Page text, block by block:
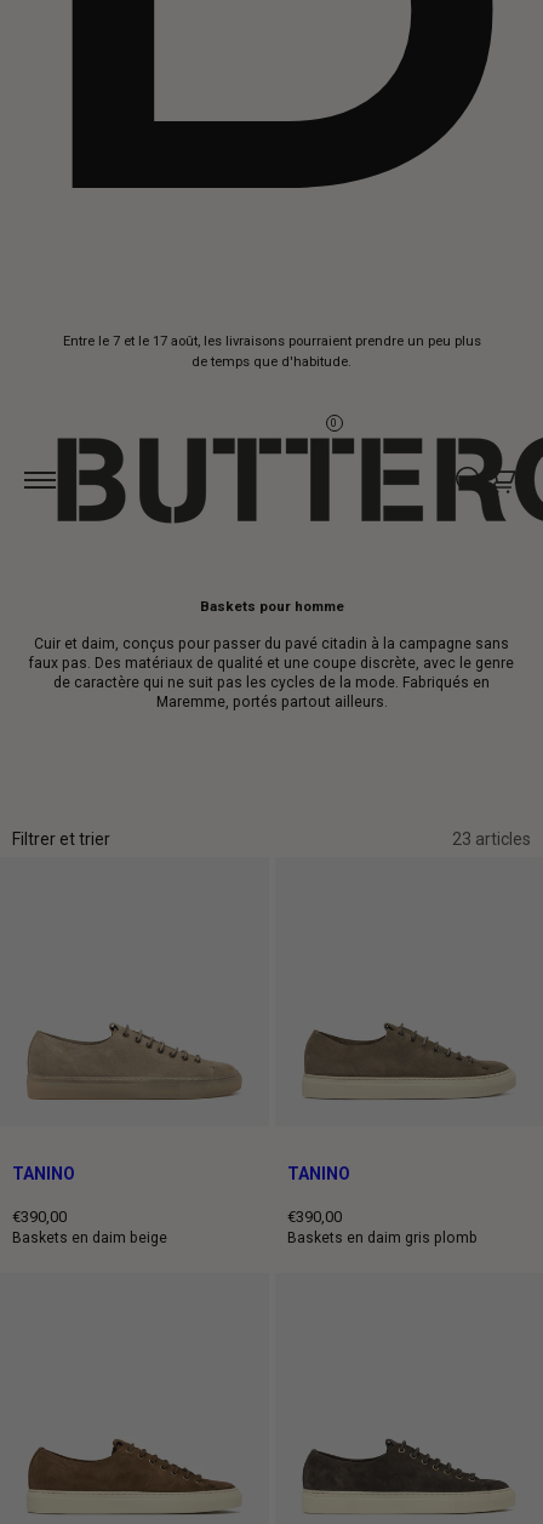
Entre le 7 et le 17 août, les livraisons pourraient prendre un peu plus
de temps que d'habitude.
0
Baskets pour homme
Cuir et daim, conçus pour passer du pavé citadin à la campagne sans
faux pas. Des matériaux de qualité et une coupe discrète, avec le genre
de caractère qui ne suit pas les cycles de la mode. Fabriqués en
Maremme, portés partout ailleurs.
Filtrer et trier 23 articles
TANINO
€390,00
Prix
Baskets en daim beige
TANINO
€390,00
Prix
Baskets en daim gris plomb